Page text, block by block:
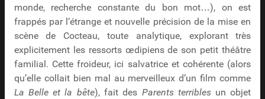
monde, recherche constante du bon mot…), on est
frappés par l’étrange et nouvelle précision de la mise en
scène de Cocteau, toute analytique, explorant très
explicitement les ressorts œdipiens de son petit théâtre
familial. Cette froideur, ici salvatrice et cohérente (alors
qu’elle collait bien mal au merveilleux d’un film comme
La Belle et la bête), fait des Parents terriblesun objet